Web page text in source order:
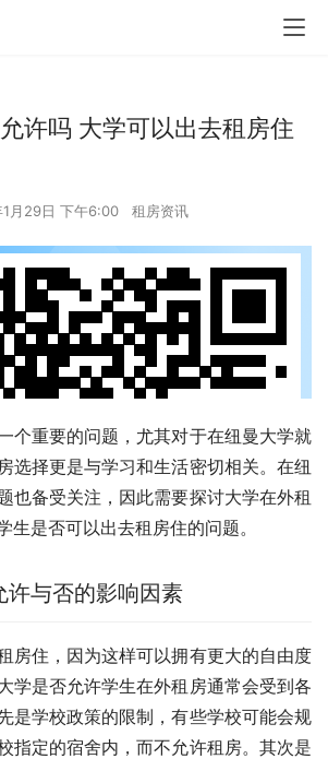
许吗 大学可以出去租房住
月29日 下午6:00 租房资讯
个重要的问题，尤其对于在纽曼大学就
选择更是与学习和生活密切相关。在纽
也备受关注，因此需要探讨大学在外租
生是否可以出去租房住的问题。
许与否的影响因素
房住，因为这样可以拥有更大的自由度
学是否允许学生在外租房通常会受到各
是学校政策的限制，有些学校可能会规
指定的宿舍内，而不允许租房。其次是